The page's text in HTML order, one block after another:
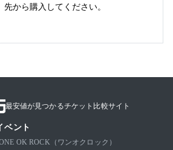
先から購入してください。
最安値が見つかるチケット比較サイト
ベント
OK ROCK（ワンオクロック）